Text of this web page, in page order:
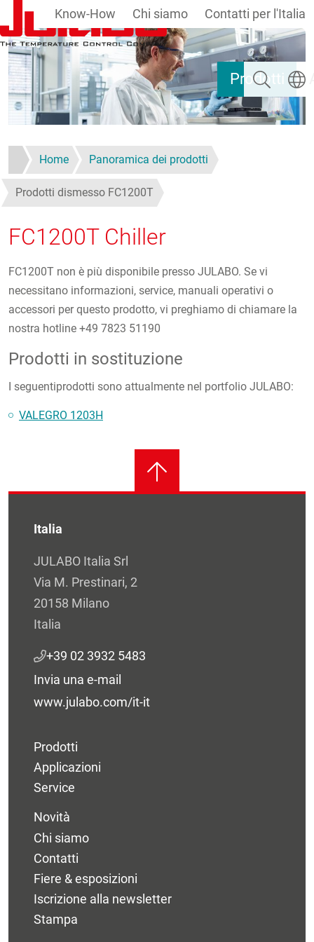
Salta al contenuto principale
Prodotti
Know-How Chi siamo Contatti per l'Italia
Ricerca
Home Panoramica dei prodotti
Prodotti dismesso FC1200T
FC1200T Chiller
FC1200T non è più disponibile presso JULABO. Se vi
necessitano informazioni, service, manuali operativi o
accessori per questo prodotto, vi preghiamo di chiamare la
nostra hotline +49 7823 51190
Prodotti in sostituzione
I seguentiprodotti sono attualmente nel portfolio JULABO:
VALEGRO 1203H
Italia
JULABO Italia Srl
Via M. Prestinari, 2
20158 Milano
Italia
+39 02 3932 5483
Invia una e-mail
www.julabo.com/it-it
Prodotti
Applicazioni
Service
Novità
Chi siamo
Contatti
Fiere & esposizioni
Iscrizione alla newsletter
Stampa